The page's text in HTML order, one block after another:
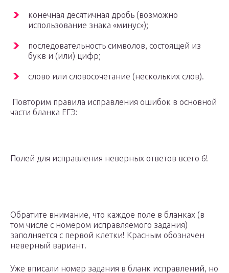
конечная десятичная дробь (возможно
использование знака «минус»);
последовательность символов, состоящей из
букв и (или) цифр;
слово или словосочетание (нескольких слов).
Повторим правила исправления ошибок в основной
части бланка ЕГЭ:
Полей для исправления неверных ответов всего 6!
Обратите внимание, что каждое поле в бланках (в
том числе с номером исправляемого задания)
заполняется с первой клетки! Красным обозначен
неверный вариант.
Уже вписали номер задания в бланк исправлений, но